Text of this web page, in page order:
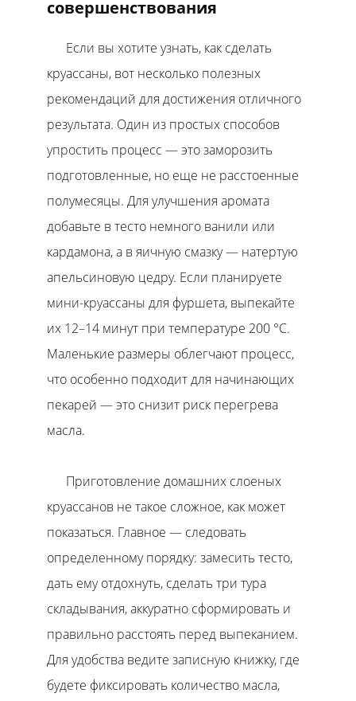
совершенствования
Если вы хотите узнать, как сделать
круассаны, вот несколько полезных
рекомендаций для достижения отличного
результата. Один из простых способов
упростить процесс — это заморозить
подготовленные, но еще не расстоенные
полумесяцы. Для улучшения аромата
добавьте в тесто немного ванили или
кардамона, а в яичную смазку — натертую
апельсиновую цедру. Если планируете
мини-круассаны для фуршета, выпекайте
их 12–14 минут при температуре 200 °C.
Маленькие размеры облегчают процесс,
что особенно подходит для начинающих
пекарей — это снизит риск перегрева
масла.
Приготовление домашних слоеных
круассанов не такое сложное, как может
показаться. Главное — следовать
определенному порядку: замесить тесто,
дать ему отдохнуть, сделать три тура
складывания, аккуратно сформировать и
правильно расстоять перед выпеканием.
Для удобства ведите записную книжку, где
будете фиксировать количество масла,